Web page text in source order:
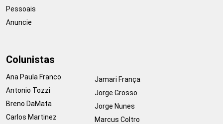
Pessoais
Anuncie
Colunistas
Ana Paula Franco
Antonio Tozzi
Breno DaMata
Carlos Martinez
Jamari França
Jorge Grosso
Jorge Nunes
Marcus Coltro